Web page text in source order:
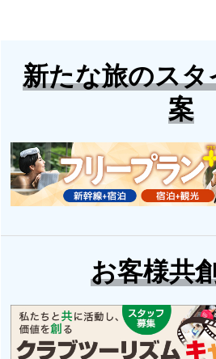
新たな旅のス
案
お客様共